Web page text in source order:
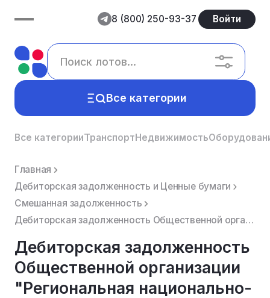
8 (800) 250-93-37 Войти
Все категории
Все категорииТранспортНедвижимость
Главная
Дебиторская задолженность и Ценные бумаги
Смешанная задолженность
Дебиторская задолженность Общественной организации "Региональная национально-культурная автономия та...
Дебиторская задолженность
Общественной организации
"Региональная национально-